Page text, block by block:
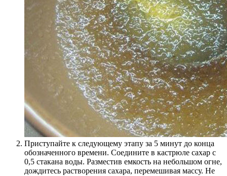
Приступайте к следующему этапу за 5 минут до конца
обозначенного времени. Соедините в кастрюле сахар с
0,5 стакана воды. Разместив емкость на небольшом огне,
дождитесь растворения сахара, перемешивая массу. Не